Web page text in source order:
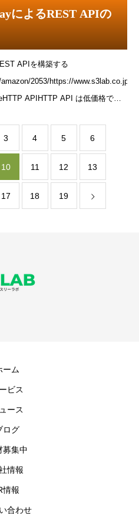
ストアにもインストールできま
住所、メールアドレス、電話番号
です。管理画面から作成するアプ
によるREST APIの
APIを構築する
2053/https://www.s3lab.co.jp/
APIHTTP API は低価格で提
ライアントごとのスロットリン
の統合、プライベート API エン
は、REST API を選択します。
セス可能なREST APIを生成しま
3 4 5 6
10 11 12 13
17 18 19
ーム
ビス
ース
ログ
募集中
情報
情報
合わせ